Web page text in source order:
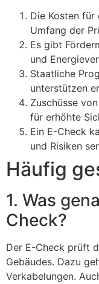
Die Kosten für
Umfang der
Es gibt
und
Staatliche
unterstützen
Zuschüsse
für erhöhte
Ein E-Check
und Risiken
Häufig
1. Was
Check?
Der E-Check prüft
Gebäudes. Dazu
Verkabelungen.